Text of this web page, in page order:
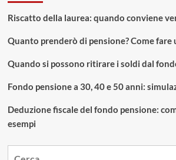
Riscatto della laurea: quando conviene
Quanto prenderò di pensione? Come fare
Quando si possono ritirare i soldi dal
Fondo pensione a 30, 40 e 50 anni:
Deduzione fiscale del fondo pensione:
esempi